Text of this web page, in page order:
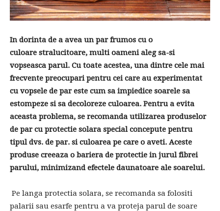
In dorinta de a avea un par frumos cu o
culoare stralucitoare, multi oameni aleg sa-si
vopseasca parul. Cu toate acestea, una dintre cele mai
frecvente preocupari pentru cei care au experimentat
cu vopsele de par este cum sa impiedice soarele sa
estompeze si sa decoloreze culoarea. Pentru a evita
aceasta problema, se recomanda utilizarea produselor
de par cu protectie solara special concepute pentru
tipul dvs. de par. si culoarea pe care o aveti. Aceste
produse creeaza o bariera de protectie in jurul fibrei
parului, minimizand efectele daunatoare ale soarelui.
Pe langa protectia solara, se recomanda sa folositi
palarii sau esarfe pentru a va proteja parul de soare